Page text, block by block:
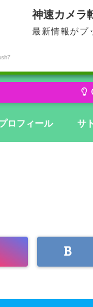
せど
在庫か
ロフィール サ
神速カメラ
最新情報がプ